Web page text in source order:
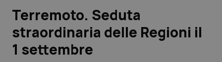
Lavoro e Professioni
Scienza e Farmaci
Terremoto. Seduta
straordinaria delle Regioni il
1 settembre